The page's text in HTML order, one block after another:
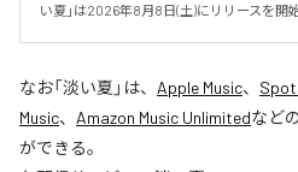
い夏」は2026年8月8日(土)にリリースを開
なお「淡い夏 」は、 Apple Music、
Music、 Amazon Music Unlimitedなど
ができる。